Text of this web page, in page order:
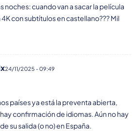
noches: cuando van a sacar la película
con subtítulos en castellano??? Mil
24/11/2025 - 09:49
países ya está la preventa abierta,
confirmación de idiomas. Aún no hay
su salida (o no) en España.